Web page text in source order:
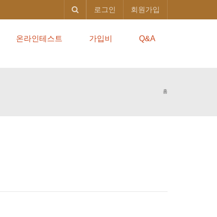
로그인 회원가입
온라인테스트 가입비 Q&A
홈